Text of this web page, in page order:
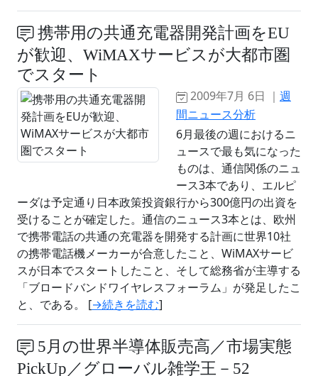
携帯用の共通充電器開発計画をEU
が歓迎、WiMAXサービスが大都市圏
でスタート
2009年7月 6日 ｜ 週
間ニュース分析
6月最後の週におけるニ
ュースで最も気になった
ものは、通信関係のニュ
ース3本であり、エルピ
ーダは予定通り日本政策投資銀行から300億円の出資を
受けることが確定した。通信のニュース3本とは、欧州
で携帯電話の共通の充電器を開発する計画に世界10社
の携帯電話機メーカーが合意したこと、WiMAXサービ
スが日本でスタートしたこと、そして総務省が主導する
「ブロードバンドワイヤレスフォーラム」が発足したこ
と、である。 [→続きを読む]
5月の世界半導体販売高／市場実態
PickUp／グローバル雑学王－52